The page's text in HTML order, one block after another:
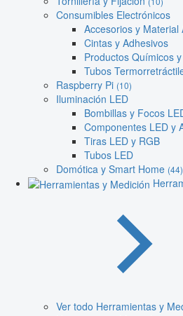
Consumibles Electrónicos
Accesorios y Material
Cintas y Adhesivos
Productos Químicos
Tubos
Raspberry Pi (10)
Iluminación LED
Bombillas y Focos
Componentes LED y
Tiras LED y RGB
Tubos LED
Domótica y Smart Home (44)
Ver todo Herramientas y